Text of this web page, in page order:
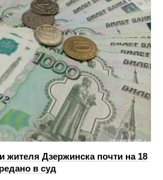
Дзержинска почти на 18
в суд